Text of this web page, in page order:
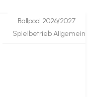
Ballpool 2026/2027
Spielbetrieb Allgemein